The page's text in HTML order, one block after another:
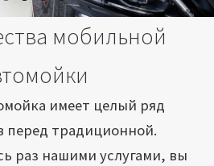
Подетальная химчистка
Как это работает
мобильной
имеет целый ряд
перед традиционной.
раз нашими услугами, вы